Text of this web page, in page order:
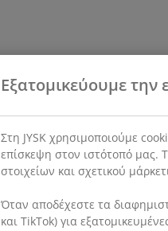
Εξατομικεύουμε την
Στη JYSK χρησιμοποιούμε
επίσκεψη στον ιστότοπό μας.
στοιχείων και σχετικού
Όταν αποδέχεστε τα
και TikTok) για